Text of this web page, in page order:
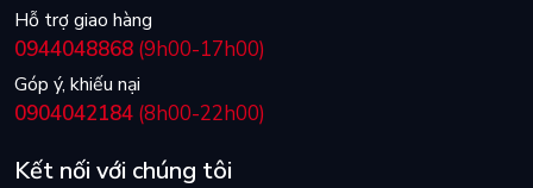
Hỗ trợ giao hàng
0944048868 (9h00-17h00)
Góp ý, khiếu nại
0904042184 (8h00-22h00)
Kết nối với chúng tôi